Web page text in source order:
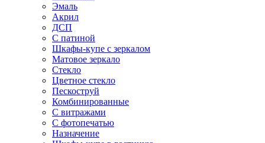
Эмаль
Акрил
ДСП
С патиной
Шкафы-купе с зеркалом
Матовое зеркало
Стекло
Цветное стекло
Пескоструй
Комбинированные
С витражами
С фотопечатью
Назначение